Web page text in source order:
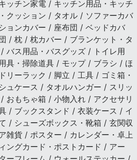
ッチン家電 / キッチン用品・キッチ
クッション / タオル / ソファーカバ
ョンカバー / 座布団 / ベッドカバ
/ 枕 / 枕カバー / ブランケット・タ
バス用品・バスグッズ / トイレ用
具・掃除道具 / モップ / ブラシ / ほ
リーラック / 脚立 / 工具 / ゴミ箱・
ュケース / タオルハンガー / スリッ
おもちゃ箱 / 小物入れ / アクセサリ
/ ブックスタンド / 衣装ケース / イ
/ シューズボックス・靴箱 / 玄関収
雑貨 / ポスター / カレンダー・卓上
ングカード・ポストカード / アー